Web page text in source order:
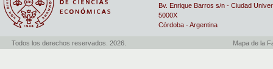
Bv. Enrique Barros s/n - Ciudad
5000X
Córdoba - Argentina
Todos los derechos reservados. 2026. Mapa de la